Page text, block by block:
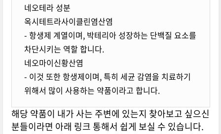
네오테라 성분
옥시테트라사이클린염산염
- 항생제 계열이며, 박테리아 성장하는 단백질 요소를
차단시키는 역할 합니다.
네오마이신황산염
- 이것 또한 항생제이며, 특히 세균 감염을 치료하기
위해서 많이 사용하는 약품이라고 합니다.
해당 약품이 내가 사는 주변에 있는지 찾아보고 싶으신
분들이라면 아래 링크 통해서 쉽게 보실 수 있습니다.